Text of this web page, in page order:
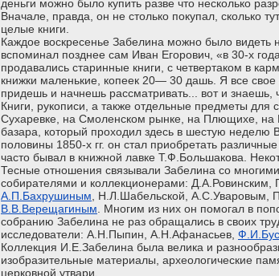
деньги можно было купить разве что несколько
Вначале, правда, он не столько покупал, сколько
целые книги.
Каждое воскресенье Забелина можно было видеть
вспоминал позднее сам Иван Егорович, «в 30-х
продавались старинные книги, с четвертаком в
книжки маленькие, копеек 20— 30 дашь. Я все
придешь и начнешь рассматривать... вот и знаешь,
Книги, рукописи, а также отдельные предметы для
Сухаревке, на Смоленском рынке, на Плющихе, на
базара, который проходил здесь в шестую неделю
половины 1850-х гг. он стал приобретать
часто бывал в книжной лавке Т.Ф.Большакова.
Тесные отношения связывали Забелина со
собирателями и коллекционерами:
А.П.Бахрушиным , Н.Л.Шабельской, А.С.Уваровым,
В.В.Верещагиным . Многим из них он помогал в
собранию Забелина не раз обращались в своих
исследователи: А.Н.Пыпин, А.Н.Афанасьев,
Коллекция И.Е.Забелина была велика и
изобразительные материалы, археологические
церковной утвари.